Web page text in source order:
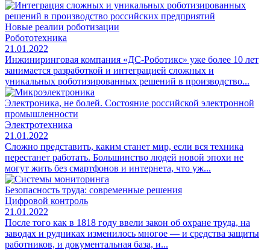
Новые реалии роботизации
Робототехника
21.01.2022
Инжиниринговая компания «ДС-Роботикс» уже более 10 лет
занимается разработкой и интеграцией сложных и
уникальных роботизированных решений в производство...
Электроника, не болей. Состояние российской электронной
промышленности
Электротехника
21.01.2022
Сложно представить, каким станет мир, если вся техника
перестанет работать. Большинство людей новой эпохи не
могут жить без смартфонов и интернета, что уж...
Безопасность труда: современные решения
Цифровой контроль
21.01.2022
После того как в 1818 году ввели закон об охране труда, на
заводах и рудниках изменилось многое — и средства защиты
работников, и документальная база, и...